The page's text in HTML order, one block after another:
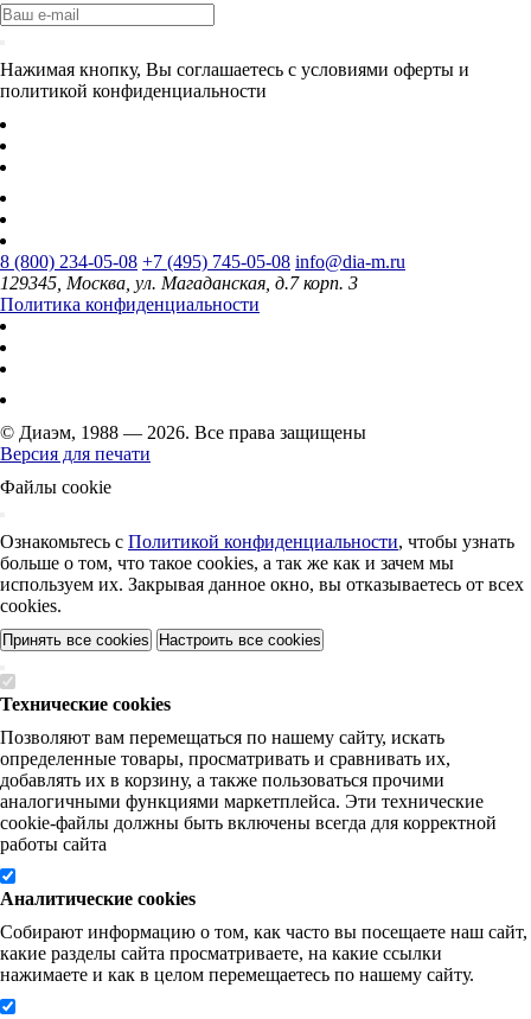
Нажимая кнопку, Вы соглашаетесь с условиями оферты и
политикой конфиденциальности
8 (800) 234-05-08 +7 (495) 745-05-08 info@dia-m.ru
129345, Москва, ул. Магаданская, д.7 корп. 3
Политика конфиденциальности
© Диаэм, 1988 — 2026. Все права защищены
Версия для печати
Файлы cookie
Ознакомьтесь с Политикой конфиденциальности, чтобы узнать
больше о том, что такое cookies, а так же как и зачем мы
используем их. Закрывая данное окно, вы отказываетесь от всех
cookies.
Принять все cookies Настроить все cookies
Технические cookies
Позволяют вам перемещаться по нашему сайту, искать
определенные товары, просматривать и сравнивать их,
добавлять их в корзину, а также пользоваться прочими
аналогичными функциями маркетплейса. Эти технические
cookie-файлы должны быть включены всегда для корректной
работы сайта
Аналитические cookies
Собирают информацию о том, как часто вы посещаете наш сайт,
какие разделы сайта просматриваете, на какие ссылки
нажимаете и как в целом перемещаетесь по нашему сайту.